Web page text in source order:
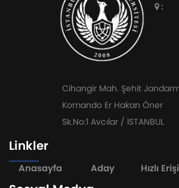
:
Cihangir Mah. Şehit
Komando Er Hakan Öner
Sk.No:1 Avcılar / İSTANBUL
Linkler
Anasayfa Aday Hızlı